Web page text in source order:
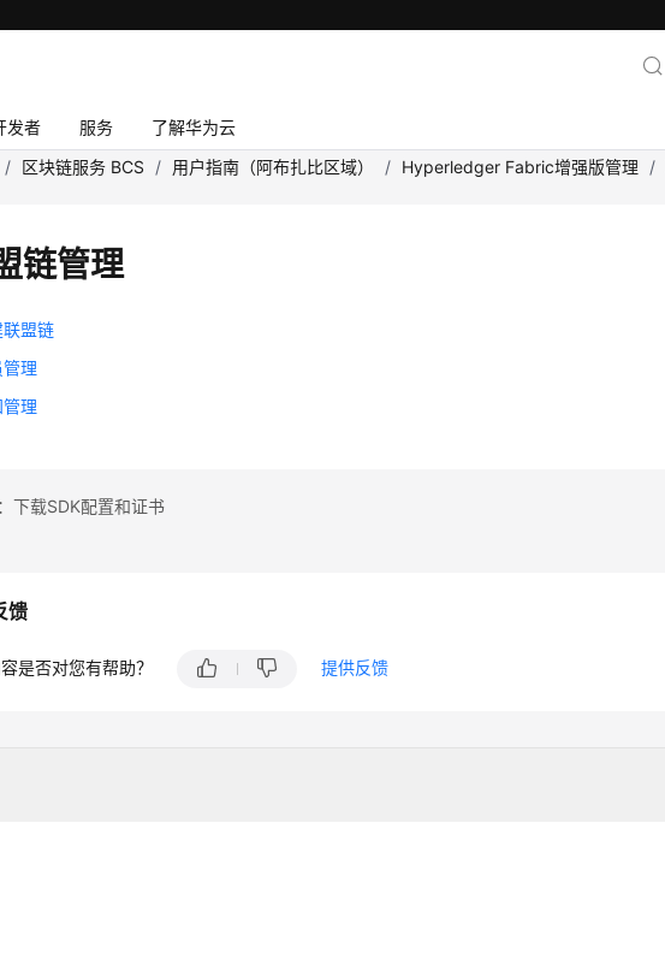
发者 服务 了解华为云
/ 区块链服务 BCS / 用户指南（阿布扎比区域） / Hyperledger Fabric增强版管理 /
链管理
联盟链
理
理
下载SDK配置和证书
馈
是否对您有帮助？ 提供反馈